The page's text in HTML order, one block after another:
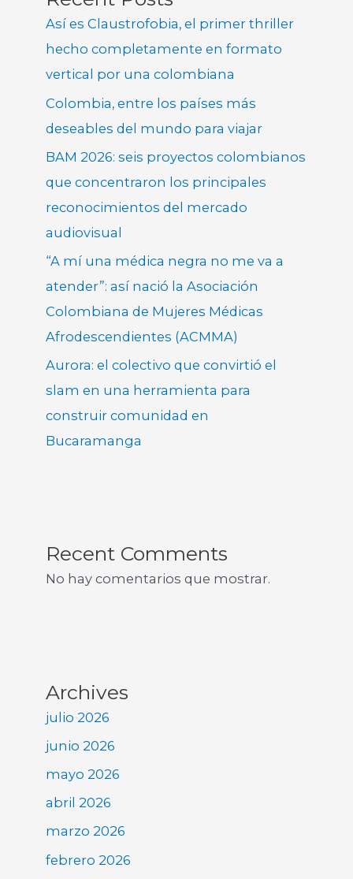
Así es Claustrofobia, el primer thriller
hecho completamente en formato
vertical por una colombiana
Colombia, entre los países más
deseables del mundo para viajar
BAM 2026: seis proyectos colombianos
que concentraron los principales
reconocimientos del mercado
audiovisual
“A mí una médica negra no me va a
atender”: así nació la Asociación
Colombiana de Mujeres Médicas
Afrodescendientes (ACMMA)
Aurora: el colectivo que convirtió el
slam en una herramienta para
construir comunidad en
Bucaramanga
Recent Comments
No hay comentarios que mostrar.
Archives
julio 2026
junio 2026
mayo 2026
abril 2026
marzo 2026
febrero 2026